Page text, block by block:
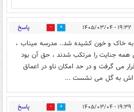
۱۹:۳۲ - ۱۴۰۵/۰۳/۰۴ 5 پاسخ
به خاک و خون کشیده شد.. مدرسه میناب ،
همه جنایت را مرتکب شدند ، حق آن بود
می گرفت و در حد امکان ناو در اعماق
اش به گل می نشست ...
۱۹:۳۹ - ۱۴۰۵/۰۳/۰۴ 11 پاسخ